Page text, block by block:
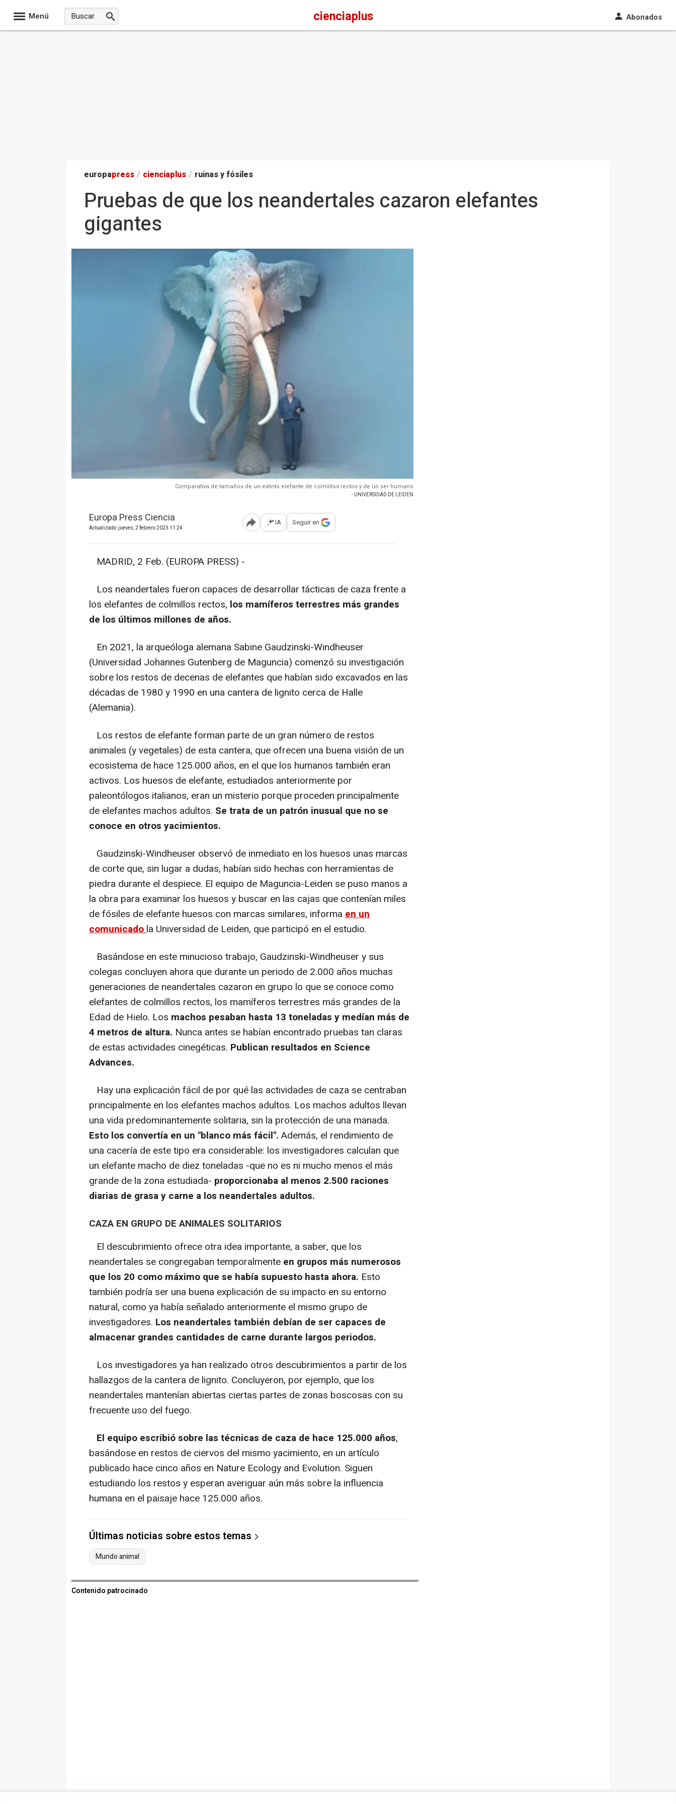
Menú cienciaplus Abonados
europapress / cienciaplus / ruinas y fósiles
Pruebas de que los neandertales cazaron elefantes
gigantes
Comparativa de tamaños de un extinto elefante de colmillos rectos y de un ser humano
- UNIVERSIDAD DE LEIDEN
Europa Press Ciencia
Actualizado: jueves, 2 febrero 2023 11:24 Abrir opciones para compartir
IA Seguir en
MADRID, 2 Feb. (EUROPA PRESS) -
Los neandertales fueron capaces de desarrollar tácticas de caza frente a
los elefantes de colmillos rectos, los mamíferos terrestres más grandes
de los últimos millones de años.
En 2021, la arqueóloga alemana Sabine Gaudzinski-Windheuser
(Universidad Johannes Gutenberg de Maguncia) comenzó su investigación
sobre los restos de decenas de elefantes que habían sido excavados en las
décadas de 1980 y 1990 en una cantera de lignito cerca de Halle
(Alemania).
Los restos de elefante forman parte de un gran número de restos
animales (y vegetales) de esta cantera, que ofrecen una buena visión de un
ecosistema de hace 125.000 años, en el que los humanos también eran
activos. Los huesos de elefante, estudiados anteriormente por
paleontólogos italianos, eran un misterio porque proceden principalmente
de elefantes machos adultos. Se trata de un patrón inusual que no se
conoce en otros yacimientos.
Gaudzinski-Windheuser observó de inmediato en los huesos unas marcas
de corte que, sin lugar a dudas, habían sido hechas con herramientas de
piedra durante el despiece. El equipo de Maguncia-Leiden se puso manos a
la obra para examinar los huesos y buscar en las cajas que contenían miles
de fósiles de elefante huesos con marcas similares, informa en un
comunicadola Universidad de Leiden, que participó en el estudio.
Basándose en este minucioso trabajo, Gaudzinski-Windheuser y sus
colegas concluyen ahora que durante un periodo de 2.000 años muchas
generaciones de neandertales cazaron en grupo lo que se conoce como
elefantes de colmillos rectos, los mamíferos terrestres más grandes de la
Edad de Hielo. Los machos pesaban hasta 13 toneladas y medían más de
4 metros de altura. Nunca antes se habían encontrado pruebas tan claras
de estas actividades cinegéticas. Publican resultados en Science
Advances.
Hay una explicación fácil de por qué las actividades de caza se centraban
principalmente en los elefantes machos adultos. Los machos adultos llevan
una vida predominantemente solitaria, sin la protección de una manada.
Esto los convertía en un "blanco más fácil". Además, el rendimiento de
una cacería de este tipo era considerable: los investigadores calculan que
un elefante macho de diez toneladas -que no es ni mucho menos el más
grande de la zona estudiada- proporcionaba al menos 2.500 raciones
diarias de grasa y carne a los neandertales adultos.
CAZA EN GRUPO DE ANIMALES SOLITARIOS
El descubrimiento ofrece otra idea importante, a saber, que los
neandertales se congregaban temporalmente en grupos más numerosos
que los 20 como máximo que se había supuesto hasta ahora. Esto
también podría ser una buena explicación de su impacto en su entorno
natural, como ya había señalado anteriormente el mismo grupo de
investigadores. Los neandertales también debían de ser capaces de
almacenar grandes cantidades de carne durante largos periodos.
Los investigadores ya han realizado otros descubrimientos a partir de los
hallazgos de la cantera de lignito. Concluyeron, por ejemplo, que los
neandertales mantenían abiertas ciertas partes de zonas boscosas con su
frecuente uso del fuego.
El equipo escribió sobre las técnicas de caza de hace 125.000 años,
basándose en restos de ciervos del mismo yacimiento, en un artículo
publicado hace cinco años en Nature Ecology and Evolution. Siguen
estudiando los restos y esperan averiguar aún más sobre la influencia
humana en el paisaje hace 125.000 años.
Últimas noticias sobre estos temas
Mundo animal
Contenido patrocinado